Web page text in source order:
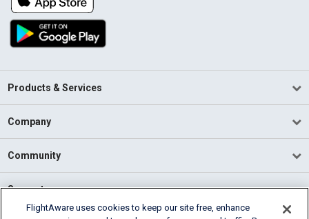
Products & Services
Company
Community
Support
FlightAware uses cookies to keep our site free, enhance